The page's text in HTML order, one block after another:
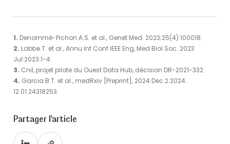
1. Denommé-Pichon A.S. et al., Genet Med. 2023;25(4):100018.
2. Labbe T. et al., Annu Int Conf IEEE Eng, Med Biol Soc. 2023
Jul:2023:1-4.
3. Cnil, projet pilote du Ouest Data Hub, décision DR-2021-332.
4. Garcia B.T. et al., medRxiv [Preprint], 2024 Dec 2:2024.
12.01.24318253.
Partager l'article